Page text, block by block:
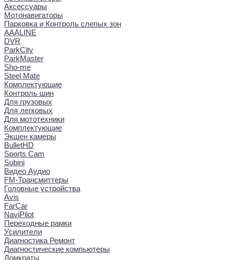
Аксессуары
Мотонавигаторы
Парковка и Контроль слепых зон
AAALINE
DVR
ParkCity
ParkMaster
Sho-me
Steel Mate
Комплектующие
Контроль шин
Для грузовых
Для легковых
Для мототехники
Комплектующие
Экшен камеры
BulletHD
Sports Cam
Subini
Видео Аудио
FM-Трансмиттеры
Головные устройства
Avis
FarCar
NaviPilot
Переходные рамки
Усилители
Диагностика Ремонт
Диагностические компьютеры
Домкраты